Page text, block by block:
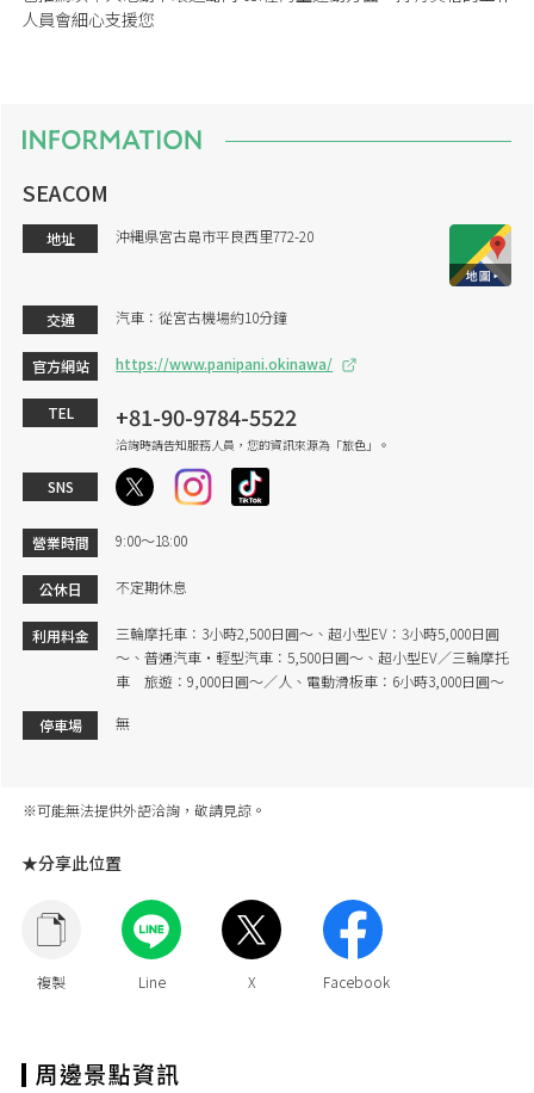
人員會細心支援您
SEACOM
地址 沖縄県宮古島市平良西里772-20
交通 汽車：從宮古機場約10分鐘
官方網站 https://www.panipani.okinawa/
TEL +81-90-9784-5522
洽詢時請告知服務人員，您的資訊來源為「旅色」。
SNS
營業時間 9:00～18:00
公休日 不定期休息
利用料金
三輪摩托車：3小時2,500日圓～、超小型EV：3小時5,000日圓
～、普通汽車・輕型汽車：5,500日圓～、超小型EV／三輪摩托
車 旅遊：9,000日圓～／人、電動滑板車：6小時3,000日圓～
停車場 無
※可能無法提供外語洽詢，敬請見諒。
★分享此位置